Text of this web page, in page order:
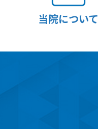
当院について